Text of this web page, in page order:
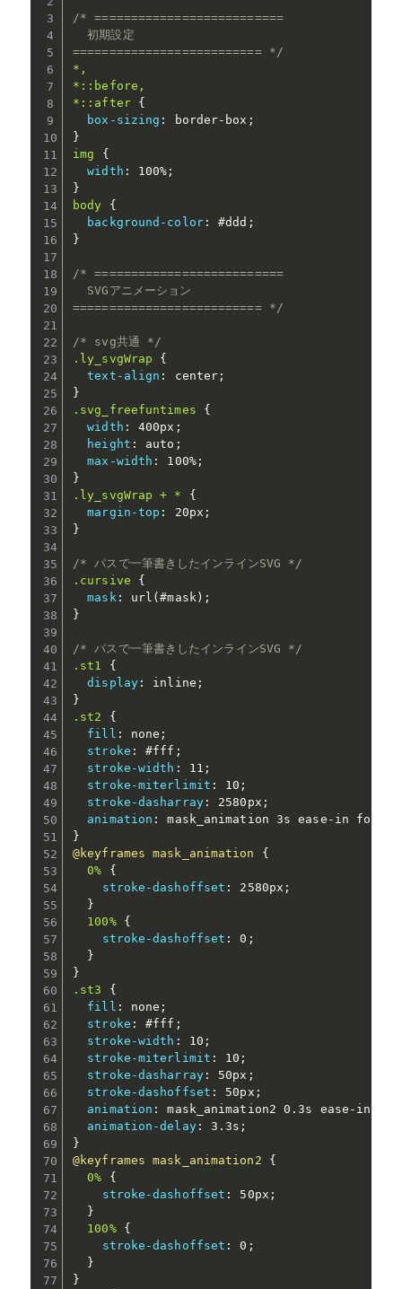
/* ==========================
  初期設定
========================== */
*,
*::before,
*::after
{
box-sizing : border-box ;
}
img
{
width : 100% ;
}
body
{
background-color: #ddd ;
}
/* ==========================
  SVGアニメーション
========================== */
/* svg共通 */
.ly_svgWrap
{
text-align : center ;
}
.svg_freefuntimes
{
width : 400px ;
height : auto ;
max-width : 100%;
}
.ly_svgWrap + *
{
margin-top : 20px ;
}
/* パスで一筆書きしたインラインSVG */
.cursive
{
mask: url(#mask) ;
}
/* パスで一筆書きしたインラインSVG */
.st1
{
display : inline ;
}
.st2
{
fill : none ;
stroke : #fff ;
stroke-width : 11 ;
stroke-miterlimit : 10 ;
stroke-dasharray: 2580px ;
animation :
mask_animation 3s ease-in
}
@keyframes mask_animation
{
0%
{
stroke-dashoffset : 2580px ;
}
100%
{
stroke-dashoffset : 0 ;
}
}
.st3
{
fill : none ;
stroke : #fff ;
stroke-width : 10 ;
stroke-miterlimit : 10 ;
stroke-dasharray: 50px ;
stroke-dashoffset : 50px ;
animation :
mask_animation2 0.3s ease-in
animation-delay: 3.3s ;
}
@keyframes mask_animation2
{
0%
{
stroke-dashoffset : 50px ;
}
100%
{
stroke-dashoffset : 0 ;
}
}